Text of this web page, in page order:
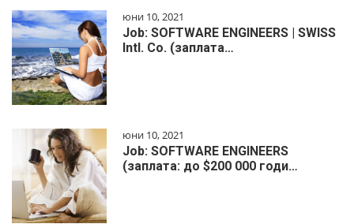
юни 10, 2021
Job: SOFTWARE ENGINEERS | SWISS
Intl. Co. (заплата…
юни 10, 2021
Job: SOFTWARE ENGINEERS
(заплата: до $200 000 годи…